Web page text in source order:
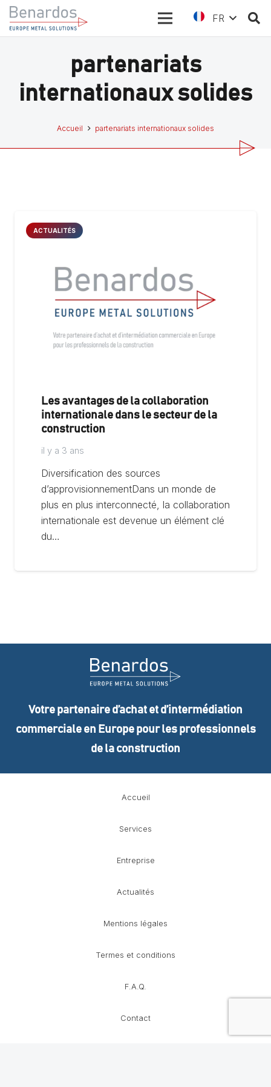
FR
partenariats
internationaux solides
Accueil partenariats internationaux solides
ACTUALITÉS
Les avantages de la collaboration
internationale dans le secteur de la
construction
il y a 3 ans
Diversification des sources
d’approvisionnementDans un monde de
plus en plus interconnecté, la collaboration
internationale est devenue un élément clé
du…
Votre partenaire d’achat et d’intermédiation
commerciale en Europe pour les professionnels
de la construction
Accueil
Services
Entreprise
Actualités
Mentions légales
Termes et conditions
F.A.Q.
Contact